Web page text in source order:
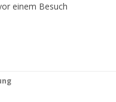
einem Besuch